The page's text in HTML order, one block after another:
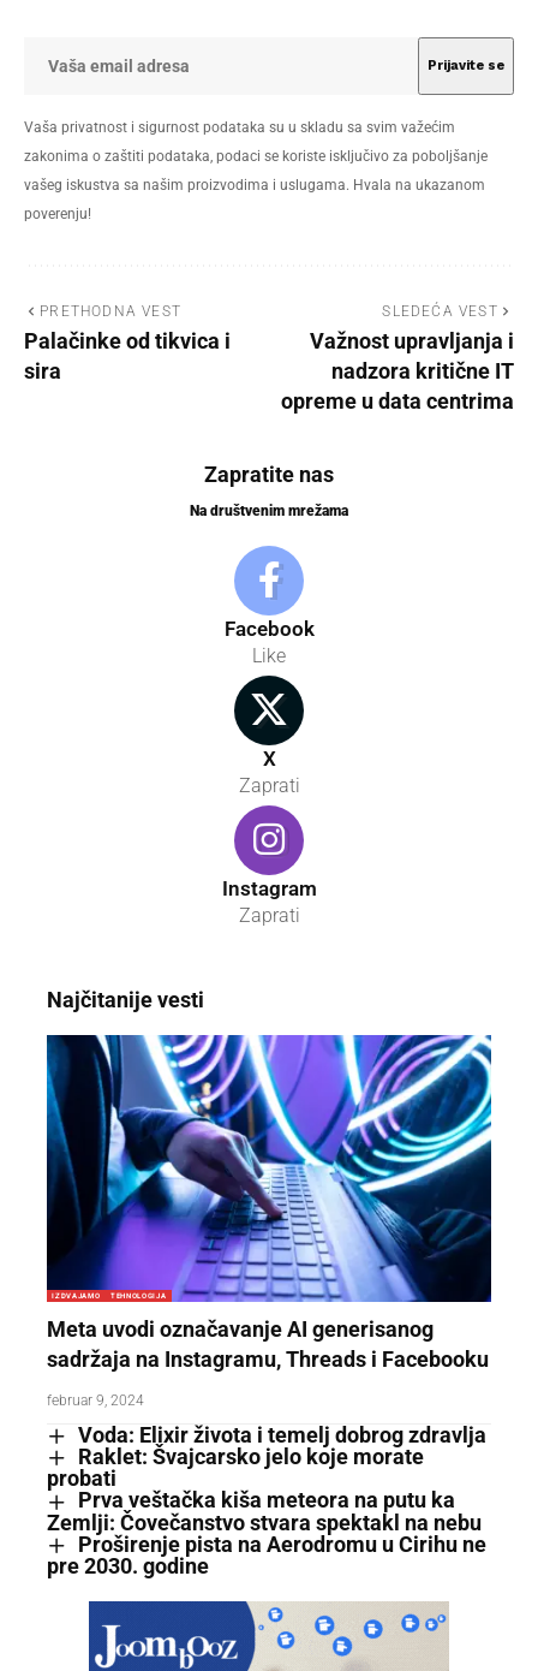
Vaša privatnost i sigurnost podataka su u skladu sa svim važećim
zakonima o zaštiti podataka, podaci se koriste isključivo za poboljšanje
vašeg iskustva sa našim proizvodima i uslugama. Hvala na ukazanom
poverenju!
PRETHODNA VEST
Palačinke od tikvica i
sira
SLEDEĆA VEST
Važnost upravljanja i
nadzora kritične IT
opreme u data centrima
Zapratite nas
Na društvenim mrežama
Facebook
Like
X
Zaprati
Instagram
Zaprati
Najčitanije vesti
IZDVAJAMO TEHNOLOGIJA
Meta uvodi označavanje AI generisanog
sadržaja na Instagramu, Threads i Facebooku
februar 9, 2024
Voda: Elixir života i temelj dobrog zdravlja
Raklet: Švajcarsko jelo koje morate
probati
Prva veštačka kiša meteora na putu ka
Zemlji: Čovečanstvo stvara spektakl na nebu
Proširenje pista na Aerodromu u Cirihu ne
pre 2030. godine